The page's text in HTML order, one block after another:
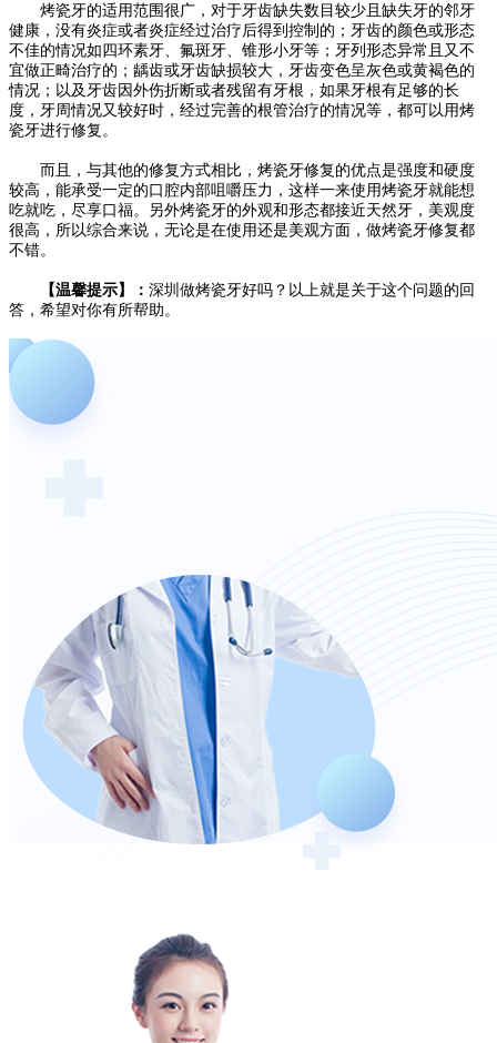
烤瓷牙的适用范围很广，对于牙齿缺失数目较少且缺失牙的邻牙
健康，没有炎症或者炎症经过治疗后得到控制的；牙齿的颜色或形态
不佳的情况如四环素牙、氟斑牙、锥形小牙等；牙列形态异常且又不
宜做正畸治疗的；龋齿或牙齿缺损较大，牙齿变色呈灰色或黄褐色的
情况；以及牙齿因外伤折断或者残留有牙根，如果牙根有足够的长
度，牙周情况又较好时，经过完善的根管治疗的情况等，都可以用烤
瓷牙进行修复。
而且，与其他的修复方式相比，烤瓷牙修复的优点是强度和硬度
较高，能承受一定的口腔内部咀嚼压力，这样一来使用烤瓷牙就能想
吃就吃，尽享口福。另外烤瓷牙的外观和形态都接近天然牙，美观度
很高，所以综合来说，无论是在使用还是美观方面，做烤瓷牙修复都
不错。
【温馨提示】： 深圳做烤瓷牙好吗？以上就是关于这个问题的回
答，希望对你有所帮助。